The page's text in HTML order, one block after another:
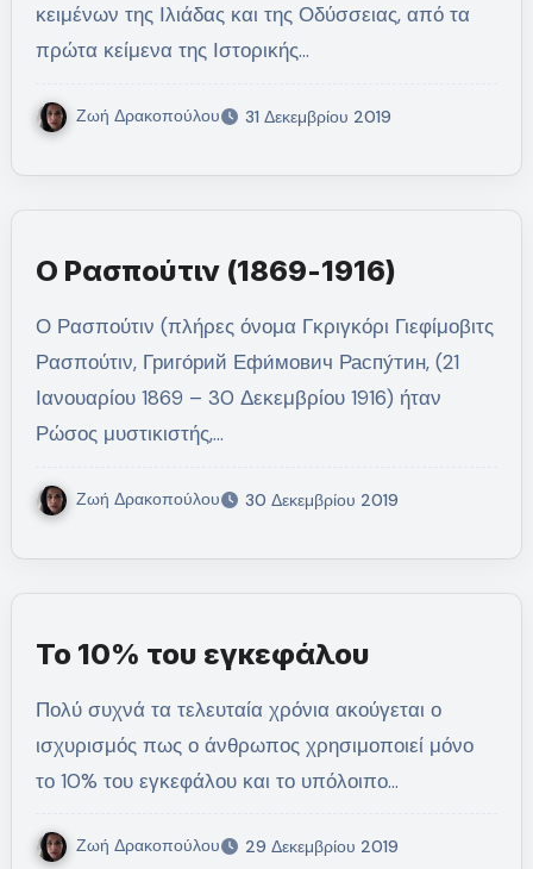
κειμένων της Ιλιάδας και της Οδύσσειας, από τα
πρώτα κείμενα της Ιστορικής…
Ζωή Δρακοπούλου 31 Δεκεμβρίου 2019
Ο Ρασπούτιν (1869-1916)
Ο Ρασπούτιν (πλήρες όνομα Γκριγκόρι Γιεφίμοβιτς
Ρασπούτιν, Григо́рий Ефи́мович Распу́тин, (21
Ιανουαρίου 1869 – 30 Δεκεμβρίου 1916) ήταν
Ρώσος μυστικιστής,…
Ζωή Δρακοπούλου 30 Δεκεμβρίου 2019
Το 10% του εγκεφάλου
Πολύ συχνά τα τελευταία χρόνια ακούγεται ο
ισχυρισμός πως ο άνθρωπος χρησιμοποιεί μόνο
το 10% του εγκεφάλου και το υπόλοιπο…
Ζωή Δρακοπούλου 29 Δεκεμβρίου 2019